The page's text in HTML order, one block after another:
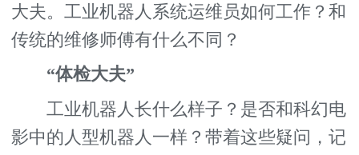
大夫。工业机器人系统运维员如何工作？和
传统的维修师傅有什么不同？
“体检大夫”
工业机器人长什么样子？是否和科幻电
影中的人型机器人一样？带着这些疑问，记